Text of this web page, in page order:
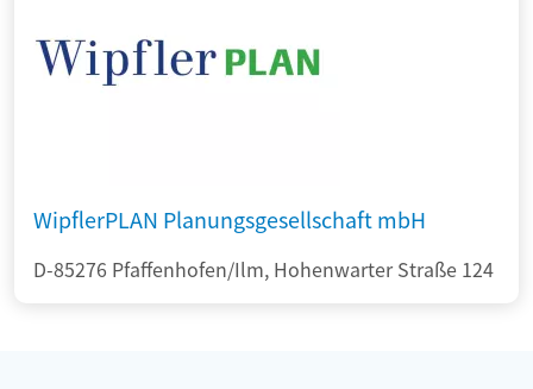
WipflerPLAN Planungsgesellschaft mbH
D-85276 Pfaffenhofen/Ilm, Hohenwarter Straße 124